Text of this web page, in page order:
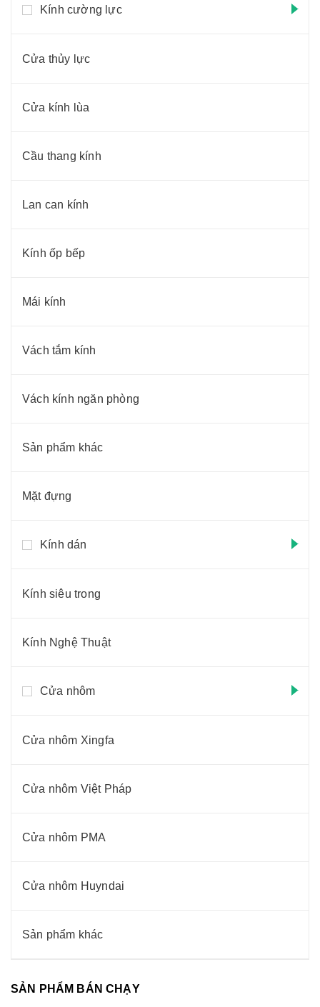
Kính cường lực
Cửa thủy lực
Cửa kính lùa
Cầu thang kính
Lan can kính
Kính ốp bếp
Mái kính
Vách tắm kính
Vách kính ngăn phòng
Sản phẩm khác
Mặt đựng
Kính dán
Kính siêu trong
Kính Nghệ Thuật
Cửa nhôm
Cửa nhôm Xingfa
Cửa nhôm Việt Pháp
Cửa nhôm PMA
Cửa nhôm Huyndai
Sản phẩm khác
SẢN PHẨM BÁN CHẠY